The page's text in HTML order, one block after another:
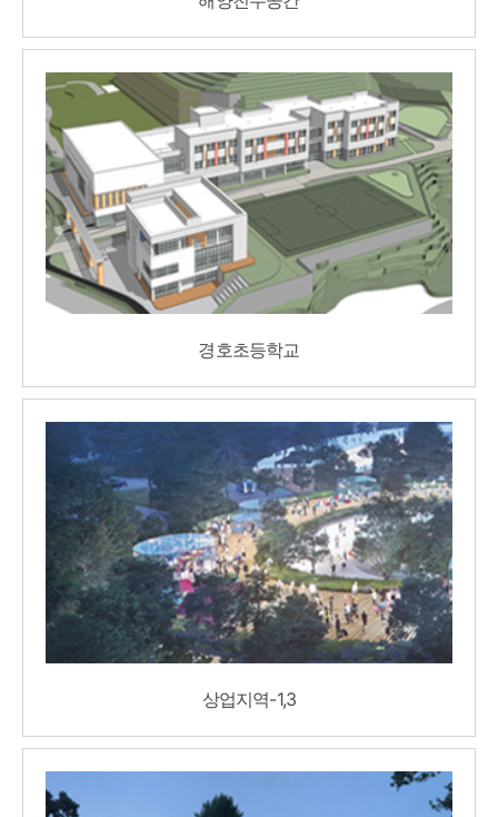
경호초등학교
상업지역-1,3